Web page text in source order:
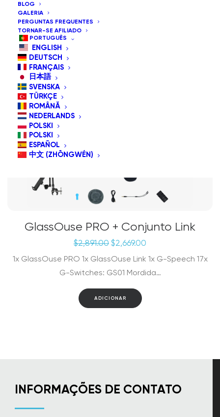
BLOG
GALERIA
PERGUNTAS FREQUENTES
TORNAR-SE AFILIADO
PORTUGUÊS
ENGLISH
DEUTSCH
FRANÇAIS
日本語
SVENSKA
TÜRKÇE
ROMÂNĂ
NEDERLANDS
POLSKI
POLSKI
ESPAÑOL
中文 (ZHŌNGWÉN)
PROMOÇÃO!
Oferta Especial
GlassOuse PRO + Conjunto Link
$2,891.00 O
original
era:
$2,669.00
atual
é:
1x GlassOuse PRO 1x GlassOuse Link 1x G-Speech 17x
G-Switches: GS01 Mordida…
ADICIONAR
INFORMAÇÕES DE CONTATO